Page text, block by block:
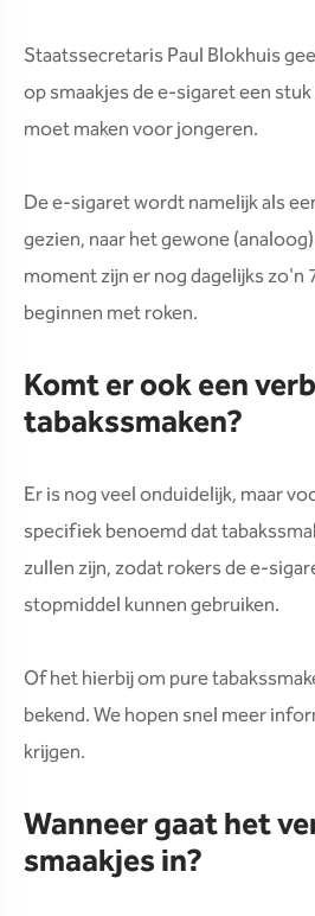
Staatssecretaris Paul Blokhuis
op smaakjes de e-sigaret een
moet maken voor jongeren.
De e-sigaret wordt namelijk als
gezien, naar het gewone
moment zijn er nog dagelijks zo'n
beginnen met roken.
Komt er ook een
tabakssmaken?
Er is nog veel onduidelijk, maar
specifiek benoemd dat
zullen zijn, zodat rokers de e-
stopmiddel kunnen gebruiken.
Of het hierbij om pure
bekend. We hopen snel meer
krijgen.
Wanneer gaat het
smaakjes in?